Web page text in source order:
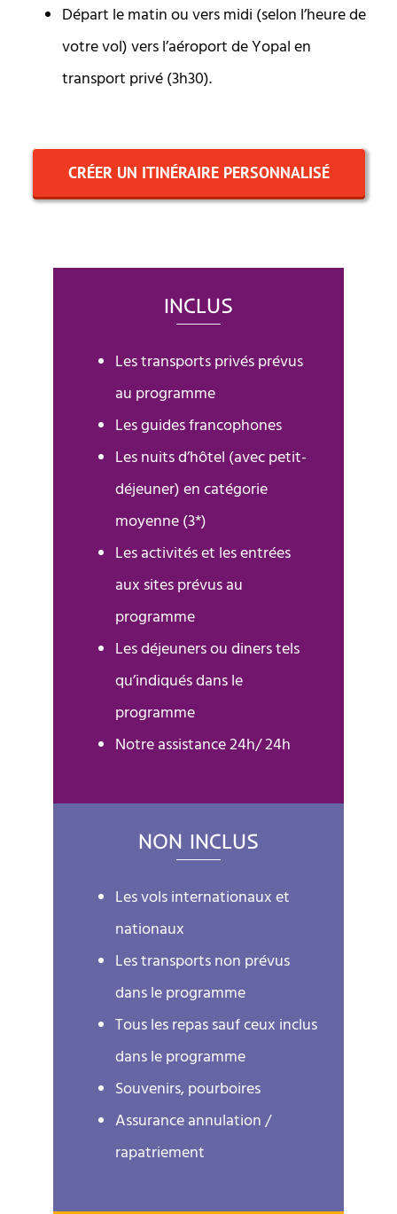
Départ le matin ou vers midi (selon l’heure de
votre vol) vers l’aéroport de Yopal en
transport privé (3h30).
CRÉER UN ITINÉRAIRE PERSONNALISÉ
INCLUS
Les transports privés prévus
au programme
Les guides francophones
Les nuits d’hôtel (avec petit-
déjeuner) en catégorie
moyenne (3*)
Les activités et les entrées
aux sites prévus au
programme
Les déjeuners ou diners tels
qu’indiqués dans le
programme
Notre assistance 24h/ 24h
NON INCLUS
Les vols internationaux et
nationaux
Les transports non prévus
dans le programme
Tous les repas sauf ceux inclus
dans le programme
Souvenirs, pourboires
Assurance annulation /
rapatriement